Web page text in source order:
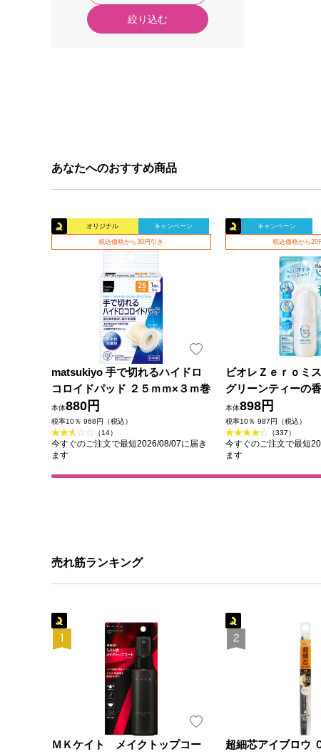
絞り込む
あなたへのおすすめ商品
オリジナル キャンペーン
税込価格から30円引き
matsukiyo 手で切れるハイドロ
コロイドパッド ２５ｍｍ×３ｍ巻
本体880円
税率10％ 968円（税込）
（14）
今すぐのご注文で最短2026/08/07に届き
ます
キャンペーン
税込価格から20
ビオレＺｅｒｏミ
グリーンティーの
花王
本体898円
税率10％ 987円（税込）
（337）
今すぐのご注文で最短
ます
売れ筋ランキング
ＭＫケイト メイクトップコー
超細芯アイブロウ